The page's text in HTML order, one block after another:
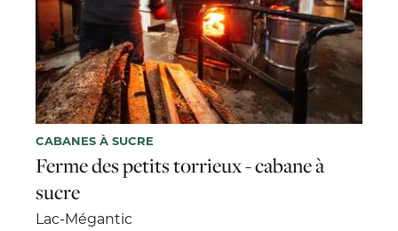
CABANES À SUCRE
Ferme des petits torrieux - cabane à
sucre
Lac-Mégantic